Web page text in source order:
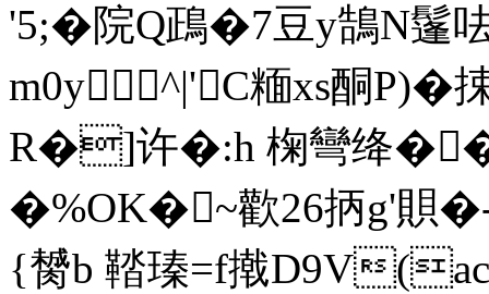
'5;�院Q鴊�7豆y鵠N
m0y^|'C糆xs酮P)�
R�]许�:h 椈彎绛��
�%OK�~歡26抦g'賏
{膥b 鞜瑧=f撠D9V